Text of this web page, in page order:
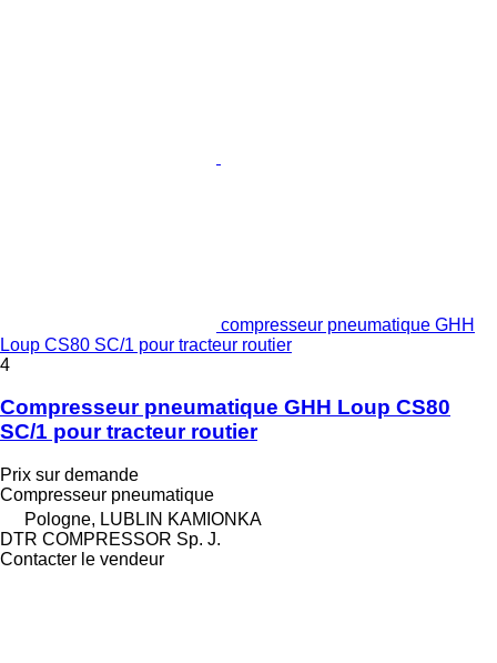
compresseur pneumatique GHH
Loup CS80 SC/1 pour tracteur routier
4
Compresseur pneumatique GHH Loup CS80
SC/1 pour tracteur routier
Prix sur demande
Compresseur pneumatique
Pologne, LUBLIN KAMIONKA
DTR COMPRESSOR Sp. J.
Contacter le vendeur